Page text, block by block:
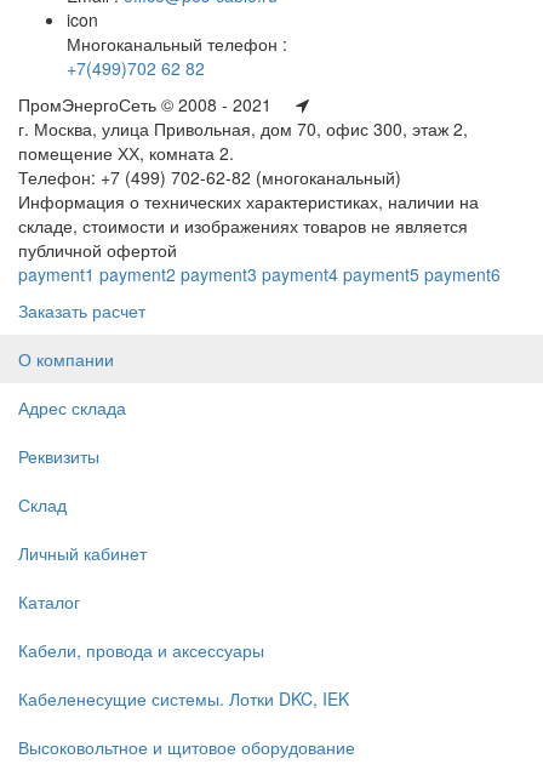
icon
Многоканальный телефон :
+7(499)702 62 82
ПромЭнергоСеть © 2008 - 2021
г. Москва, улица Привольная, дом 70, офис 300, этаж 2,
помещение ХХ, комната 2.
Телефон: +7 (499) 702-62-82 (многоканальный)
Информация о технических характеристиках, наличии на
складе, стоимости и изображениях товаров не является
публичной офертой
payment1 payment2 payment3 payment4 payment5 payment6
Заказать расчет
О компании
Адрес склада
Реквизиты
Склад
Личный кабинет
Каталог
Кабели, провода и аксессуары
Кабеленесущие системы. Лотки DKC, IEK
Высоковольтное и щитовое оборудование